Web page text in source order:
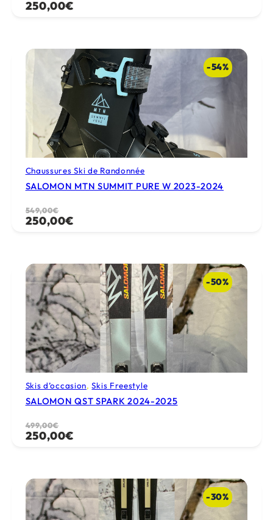
prix
549,00€.
250,00€
prix
250,00€.
-54%
Chaussures Ski de Randonnée
SALOMON MTN SUMMIT PURE W 2023-2024
549,00€
Le
prix
549,00€.
250,00€
Le
prix
250,00€.
-50%
Skis d’occasion, Skis Freestyle
SALOMON QST SPARK 2024-2025
499,00€
Le
prix
499,00€.
250,00€
Le
prix
250,00€.
-30%